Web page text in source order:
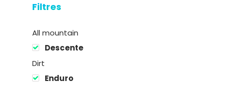
Filtres
All mountain
Descente
Dirt
Enduro